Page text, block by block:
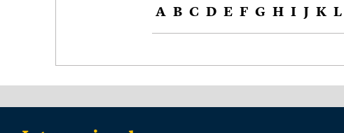
A B C D E F G H I J K L